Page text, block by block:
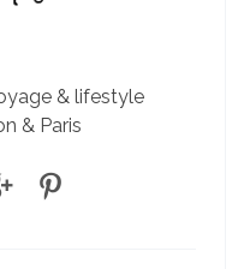
& lifestyle
& Paris